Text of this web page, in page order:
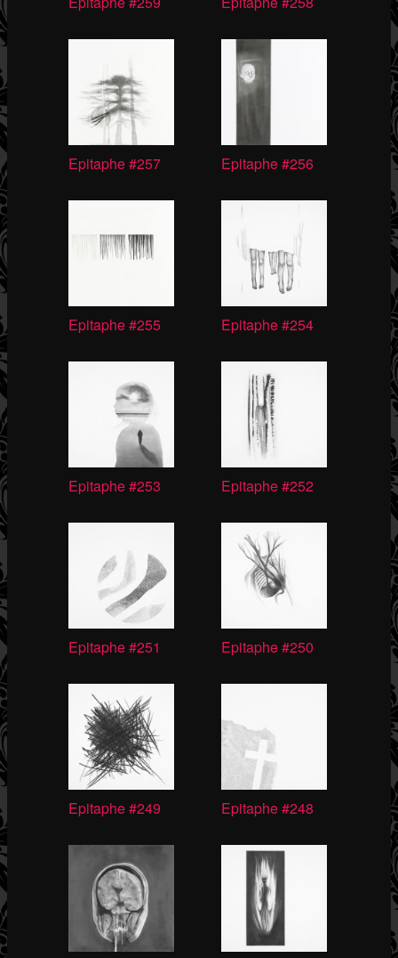
Epitaphe #257 Epitaphe #256
Epitaphe #255 Epitaphe #254
Epitaphe #253 Epitaphe #252
Epitaphe #251 Epitaphe #250
Epitaphe #249 Epitaphe #248